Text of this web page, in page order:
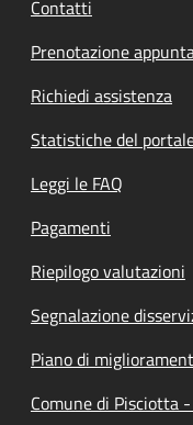
Contatti
Prenotazione
Richiedi assistenza
Statistiche del
Leggi le FAQ
Pagamenti
Riepilogo valutazioni
Segnalazione
Piano di
Comune di Pisciotta